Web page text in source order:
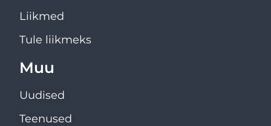
Liikmed
Tule liikmeks
Muu
Uudised
Teenused